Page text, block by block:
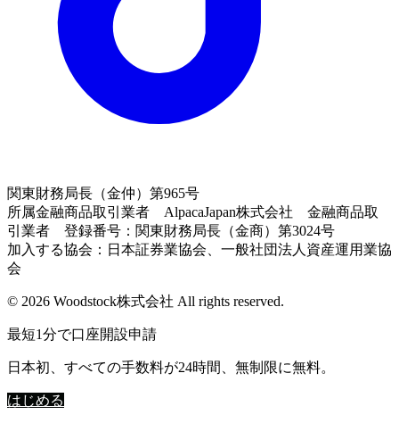
関東財務局長（金仲）第965号
所属金融商品取引業者 AlpacaJapan株式会社 金融商品取
引業者 登録番号：関東財務局長（金商）第3024号
加入する協会：日本証券業協会、一般社団法人資産運用業協
会
© 2026 Woodstock株式会社 All rights reserved.
最短1分で口座開設申請
日本初、すべての手数料が24時間、無制限に無料。
はじめる